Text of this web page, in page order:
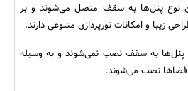
نوع پنل‌ها به سقف متصل می‌شوند و بر
زیبا و امکانات نورپردازی متنوعی دارند.
پنل‌ها به سقف نصب نمی‌شوند و به وسیله
فضاها نصب می‌شوند.